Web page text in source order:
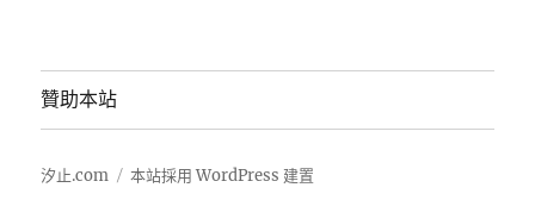
贊助本站
汐止.com 本站採用 WordPress 建置